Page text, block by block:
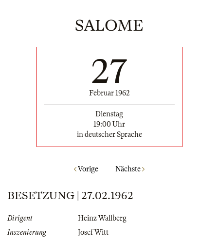
SALOME
27
Februar 1962
Dienstag
19:00 Uhr
in deutscher Sprache
Vorige Nächste
BESETZUNG | 27.02.1962
Dirigent
Heinz Wallberg
Inszenierung
Josef Witt